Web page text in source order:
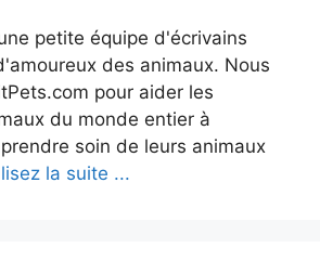
petite équipe d'écrivains
des animaux. Nous
pour aider les
du monde entier à
soin de leurs animaux
lisez la suite ...